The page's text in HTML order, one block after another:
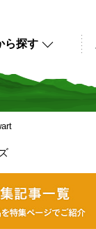
ら探す